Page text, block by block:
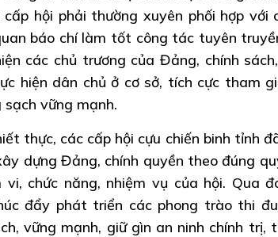
hội phải thường xuyên phối hợp với
báo chí làm tốt công tác tuyên
các chủ trương của Đảng, chính
hiện dân chủ ở cơ sở, tích cực tham
vững mạnh.
thực, các cấp hội cựu chiến binh tỉnh
dựng Đảng, chính quyền theo đúng
chức năng, nhiệm vụ của hội. Qua
đẩy phát triển các phong trào thi
vững mạnh, giữ gìn an ninh chính trị,